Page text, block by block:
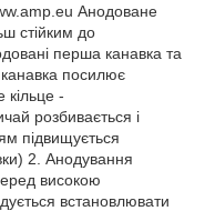
Анодоване
стійким до
перша канавка та
посилює
-
розбивається і
підвищується
2. Анодування
високою
встановлювати